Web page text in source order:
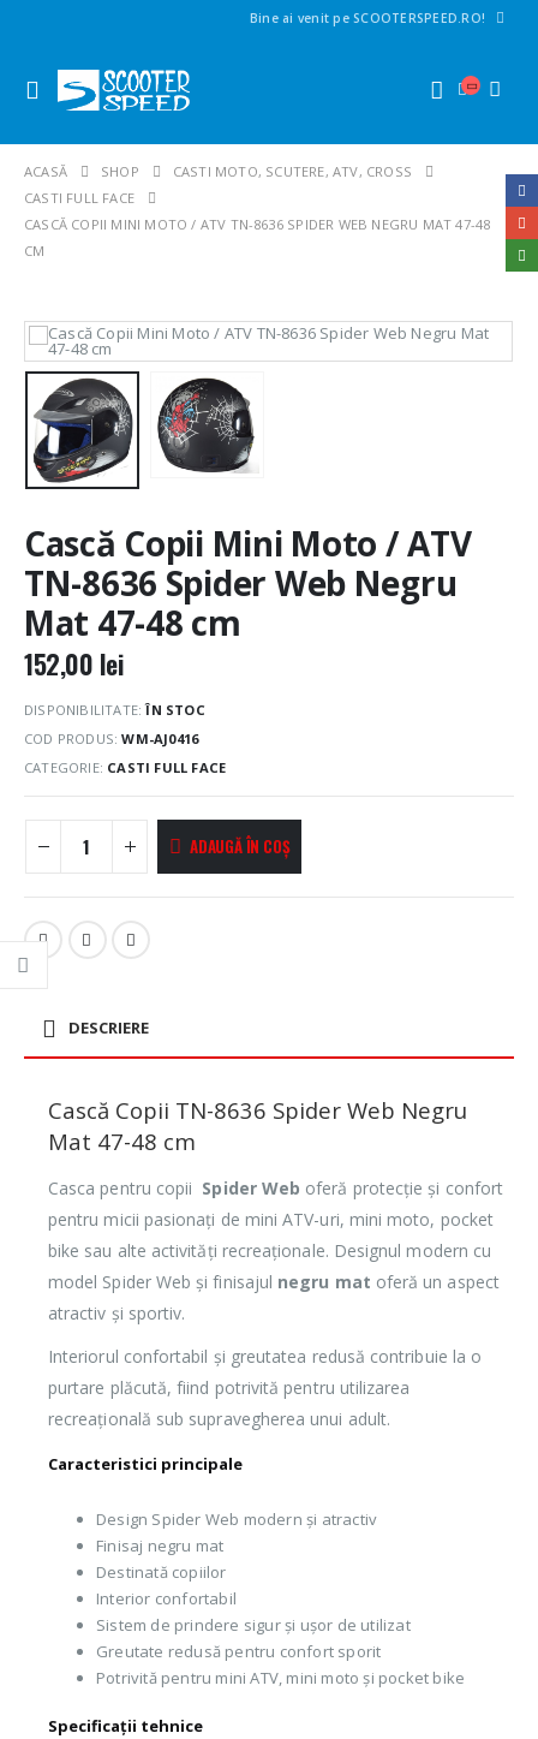
Bine ai venit pe SCOOTERSPEED.RO!
ACASĂ SHOP
CASTI MOTO, SCUTERE, ATV, CROSS
CASTI FULL FACE
CASCĂ COPII MINI MOTO / ATV TN-8636 SPIDER WEB NEGRU MAT 47-48
CM
Cască Copii Mini Moto / ATV
TN-8636 Spider Web Negru
Mat 47-48 cm
152,00 lei
DISPONIBILITATE:ÎN STOC
COD PRODUS:WM-AJ0416
CATEGORIE: CASTI FULL FACE
ADAUGĂ ÎN COȘ
DESCRIERE
Cască Copii TN-8636 Spider Web Negru
Mat 47-48 cm
Casca pentru copii Spider Web oferă protecție și confort
pentru micii pasionați de mini ATV-uri, mini moto, pocket
bike sau alte activități recreaționale. Designul modern cu
model Spider Web și finisajul negru mat oferă un aspect
atractiv și sportiv.
Interiorul confortabil și greutatea redusă contribuie la o
purtare plăcută, fiind potrivită pentru utilizarea
recreațională sub supravegherea unui adult.
Caracteristici principale
Design Spider Web modern și atractiv
Finisaj negru mat
Destinată copiilor
Interior confortabil
Sistem de prindere sigur și ușor de utilizat
Greutate redusă pentru confort sporit
Potrivită pentru mini ATV, mini moto și pocket bike
Specificații tehnice